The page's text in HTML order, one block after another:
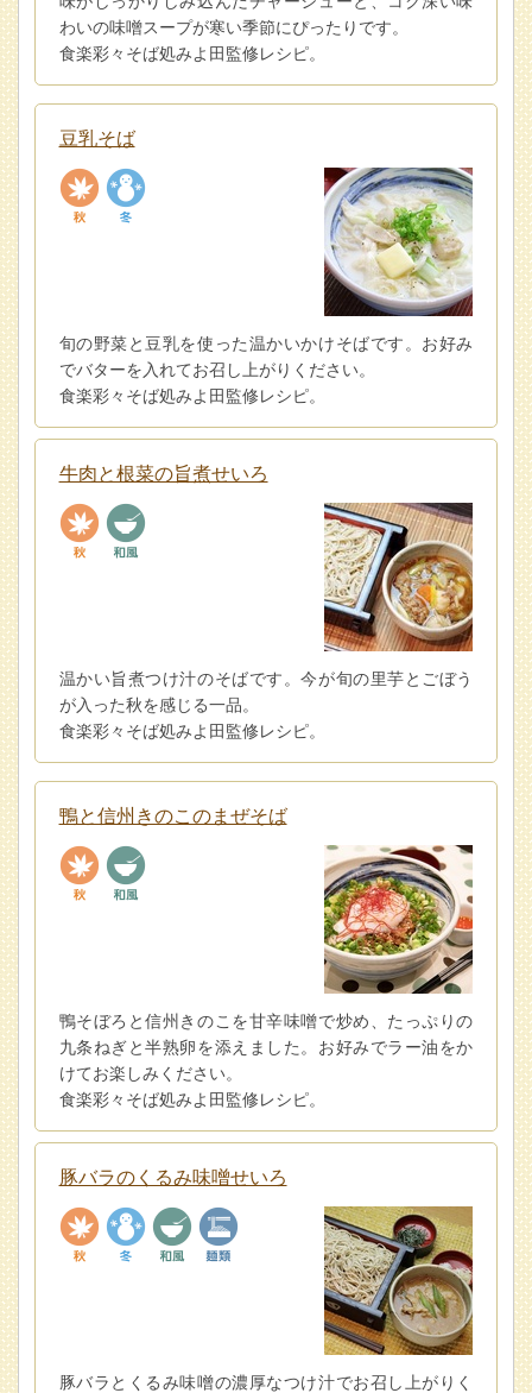
わいの味噌スープが寒い季節にぴったりです。
食楽彩々そば処みよ田監修レシピ。
豆乳そば
旬の野菜と豆乳を使った温かいかけそばです。お好み
でバターを入れてお召し上がりください。
食楽彩々そば処みよ田監修レシピ。
牛肉と根菜の旨煮せいろ
温かい旨煮つけ汁のそばです。今が旬の里芋とごぼう
が入った秋を感じる一品。
食楽彩々そば処みよ田監修レシピ。
鴨と信州きのこのまぜそば
鴨そぼろと信州きのこを甘辛味噌で炒め、たっぷりの
九条ねぎと半熟卵を添えました。お好みでラー油をか
けてお楽しみください。
食楽彩々そば処みよ田監修レシピ。
豚バラのくるみ味噌せいろ
豚バラとくるみ味噌の濃厚なつけ汁でお召し上がりく